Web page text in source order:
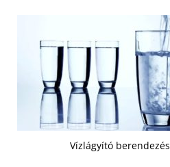
Vízlágyító berendezés